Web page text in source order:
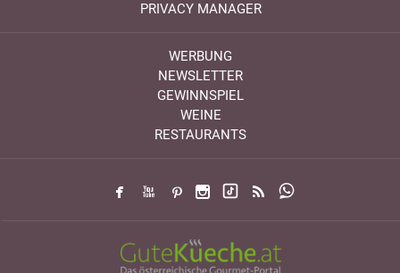
PRIVACY MANAGER
WERBUNG
NEWSLETTER
GEWINNSPIEL
WEINE
RESTAURANTS